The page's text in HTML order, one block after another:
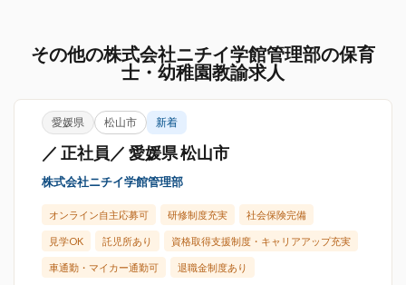
その他の株式会社ニチイ学館管理部の保育
士・幼稚園教諭求人
愛媛県 松山市 新着
／ 正社員／ 愛媛県 松山市
株式会社ニチイ学館管理部
オンライン自主応募可 研修制度充実 社会保険完備
見学OK 託児所あり 資格取得支援制度・キャリアアップ充実
車通勤・マイカー通勤可 退職金制度あり